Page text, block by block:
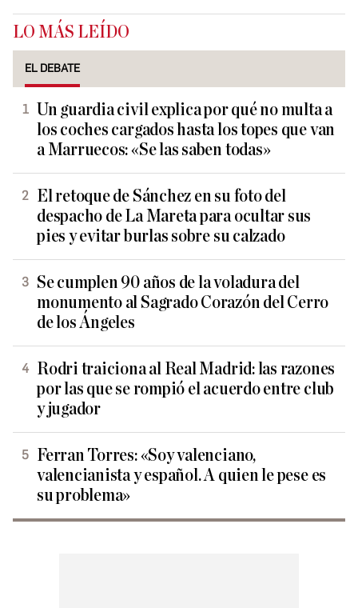
LO MÁS LEÍDO
EL DEBATE
Un guardia civil explica por qué no multa a
los coches cargados hasta los topes que van
a Marruecos: «Se las saben todas»
El retoque de Sánchez en su foto del
despacho de La Mareta para ocultar sus
pies y evitar burlas sobre su calzado
Se cumplen 90 años de la voladura del
monumento al Sagrado Corazón del Cerro
de los Ángeles
Rodri traiciona al Real Madrid: las razones
por las que se rompió el acuerdo entre club
y jugador
Ferran Torres: «Soy valenciano,
valencianista y español. A quien le pese es
su problema»